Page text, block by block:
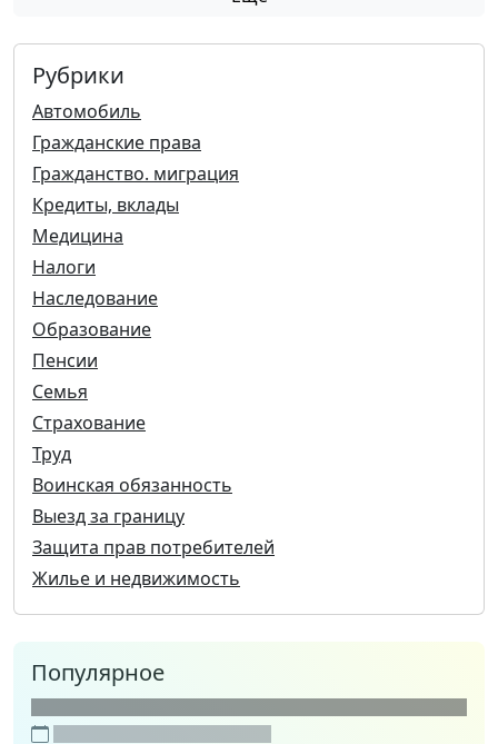
Рубрики
Автомобиль
Гражданские права
Гражданство. миграция
Кредиты, вклады
Медицина
Налоги
Наследование
Образование
Пенсии
Семья
Страхование
Труд
Воинская обязанность
Выезд за границу
Защита прав потребителей
Жилье и недвижимость
Популярное